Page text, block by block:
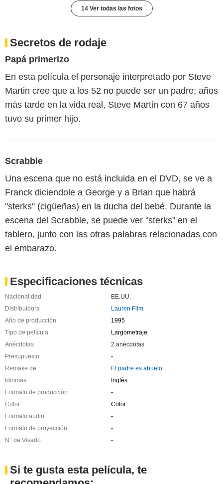
14 Ver todas las fotos
Secretos de rodaje
Papá primerizo
En esta película el personaje interpretado por Steve
Martin cree que a los 52 no puede ser un padre; años
más tarde en la vida real, Steve Martin con 67 años
tuvo su primer hijo.
Scrabble
Una escena que no está incluida en el DVD, se ve a
Franck diciendole a George y a Brian que habrá
"sterks" (cigüeñas) en la ducha del bebé. Durante la
escena del Scrabble, se puede ver "sterks" en el
tablero, junto con las otras palabras relacionadas con
el embarazo.
Especificaciones técnicas
Nacionalidad
EE.UU.
Distribuidora
Lauren Film
Año de producción
1995
Tipo de película
Largometraje
Anécdotas
2 anécdotas
Presupuesto
-
Remake de
El padre es abuelo
Idiomas
Inglés
Formato de producción
-
Color
Color
Formato audio
-
Formato de proyección
-
N° de Visado
-
Si te gusta esta película, te